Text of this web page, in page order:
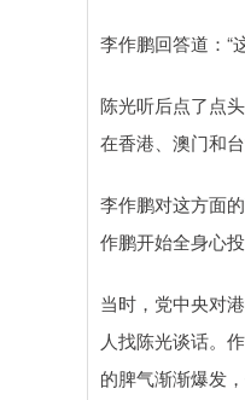
李作鹏回答道：“
陈光听后点了点
在香港、澳门和
李作鹏对这方面
作鹏开始全身心
当时，党中央对
人找陈光谈话。
的脾气渐渐爆发